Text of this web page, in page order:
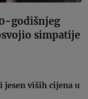
godišnjeg
simpatije
jesen viših cijena u